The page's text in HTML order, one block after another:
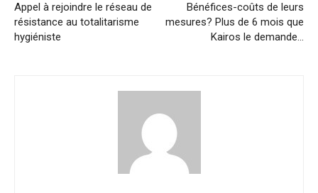
Appel à rejoindre le réseau de
résistance au totalitarisme
hygiéniste
Bénéfices-coûts de leurs
mesures? Plus de 6 mois que
Kairos le demande…